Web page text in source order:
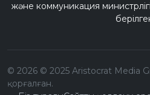
және коммуникация
© 2026 © 2025 Aristocrat Media
қорғалған.